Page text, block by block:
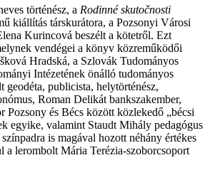
történész, a Rodinné skutočnosti
kiállítás társkurátora, a Pozsonyi Városi
Kurincová beszélt a kötetről. Ezt
vendégei a könyv közreműködői
Hradská, a Szlovák Tudományos
Intézetének önálló tudományos
geodéta, publicista, helytörténész,
Roman Delikát bankszakember,
Pozsony és Bécs között közlekedő „bécsi
egyike, valamint Staudt Mihály pedagógus
is magával hozott néhány értékes
a lerombolt Mária Terézia-szoborcsoport